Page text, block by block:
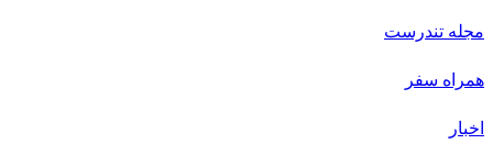
مجله‌ تندرست
همراه سفر
اخبار